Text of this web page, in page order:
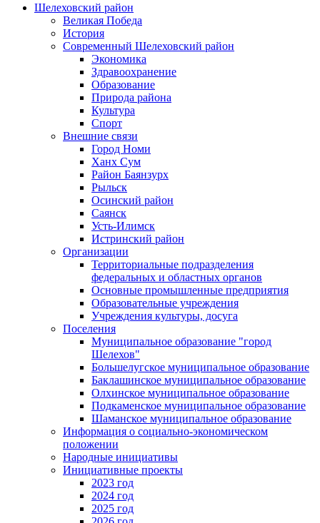
Шелеховский район
Великая Победа
История
Современный Шелеховский район
Экономика
Здравоохранение
Образование
Природа района
Культура
Спорт
Внешние связи
Город Номи
Ханх Сум
Район Баянзурх
Рыльск
Осинский район
Саянск
Усть-Илимск
Истринский район
Организации
Территориальные подразделения
федеральных и областных органов
Основные промышленные предприятия
Образовательные учреждения
Учреждения культуры, досуга
Поселения
Муниципальное образование "город
Шелехов"
Большелугское муниципальное образование
Баклашинское муниципальное образование
Олхинское муниципальное образование
Подкаменское муниципальное образование
Шаманское муниципальное образование
Информация о социально-экономическом
положении
Народные инициативы
Инициативные проекты
2023 год
2024 год
2025 год